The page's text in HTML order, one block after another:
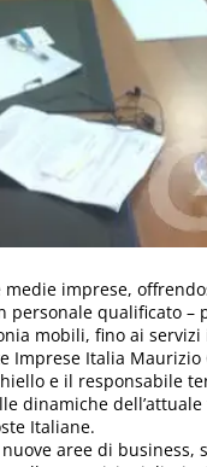
imprese,
personale qualificato
mobili, fino ai servizi
Imprese Italia
e il responsabile
dinamiche
Italiane.
aree di